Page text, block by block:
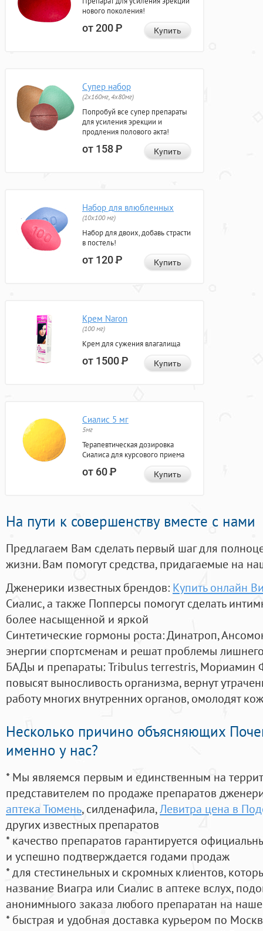
нового поколения!
от 200Р Купить
Супер набор
(2х160мг, 4х80мг)
Попробуй все супер препараты
для усиления эрекции и
продления полового акта!
от 158Р Купить
Набор для влюбленных
(10х100 мг)
Набор для двоих, добавь страсти
в постель!
от 120Р Купить
Крем Naron
(100 мг)
Крем для сужения влагалища
от 1500Р Купить
Сиалис 5 мг
5мг
Терапевтическая дозировка
Сиалиса для курсового приема
от 60Р Купить
На пути к совершенству вместе с нами
Предлагаем Вам сделать первый шаг для
жизни. Вам помогут средства, придагаемые на
Дженерики известных брендов: Купить онлайн
Сиалис, а также Попперсы помогут сделать
более насыщенной и яркой
Синтетические гормоны роста: Динатроп,
энергии спортсменам и решат проблемы
БАДы и препараты:Tribulus terrestris, Мориамин
повысят выносливость организма, вернут
работу многих внутренних органов, омолодят
Несколько причино объясняющих
именно у нас?
* Мы являемся первым и единственным на
представителем по продаже препаратов
аптека Тюмень, силденафила,Левитра цена в
других известных препаратов
* качество препаратов гарантируется
и успешно подтверждается годами продаж
* для стестинельных и скромных клиентов,
название Виагра или Сиалис в аптеке вслух,
анонимныого заказа любого препаратан на
* быстрая и удобная доставка курьером по